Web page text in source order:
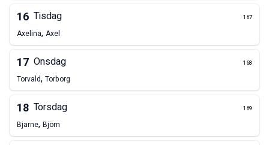
16 Tisdag 167
Axelina, Axel
17 Onsdag 168
Torvald, Torborg
18 Torsdag 169
Bjarne, Björn